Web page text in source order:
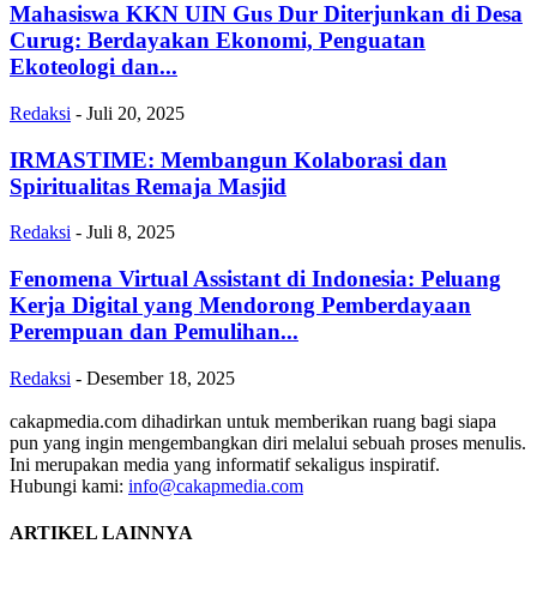
Mahasiswa KKN UIN Gus Dur Diterjunkan di Desa
Curug: Berdayakan Ekonomi, Penguatan
Ekoteologi dan...
Redaksi - Juli 20, 2025
IRMASTIME: Membangun Kolaborasi dan
Spiritualitas Remaja Masjid
Redaksi - Juli 8, 2025
Fenomena Virtual Assistant di Indonesia: Peluang
Kerja Digital yang Mendorong Pemberdayaan
Perempuan dan Pemulihan...
Redaksi - Desember 18, 2025
cakapmedia.com dihadirkan untuk memberikan ruang bagi siapa
pun yang ingin mengembangkan diri melalui sebuah proses menulis.
Ini merupakan media yang informatif sekaligus inspiratif.
Hubungi kami: info@cakapmedia.com
ARTIKEL LAINNYA